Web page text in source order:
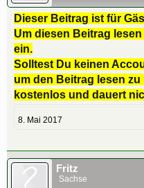
Dieser Beitrag ist für
Um diesen Beitrag
ein.
Solltest Du keinen
um den Beitrag lesen
kostenlos und dauert
8. Mai 2017
Fritz
Sachse